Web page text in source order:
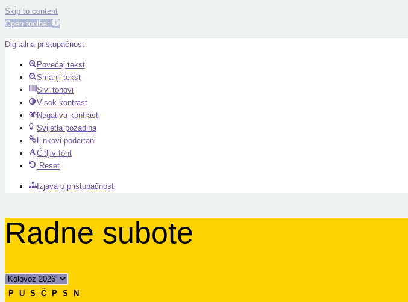
Skip to content
Open toolbar
Digitalna pristupačnost
Povećaj tekst
Smanji tekst
Sivi tonovi
Visok kontrast
Negativa kontrast
Svijetla pozadina
Linkovi podcrtani
Čitljiv font
Reset
Izjava o pristupačnosti
Radne subote
P U S Č P S
N